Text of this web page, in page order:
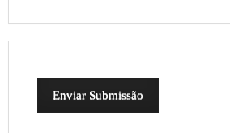
Enviar Submissão